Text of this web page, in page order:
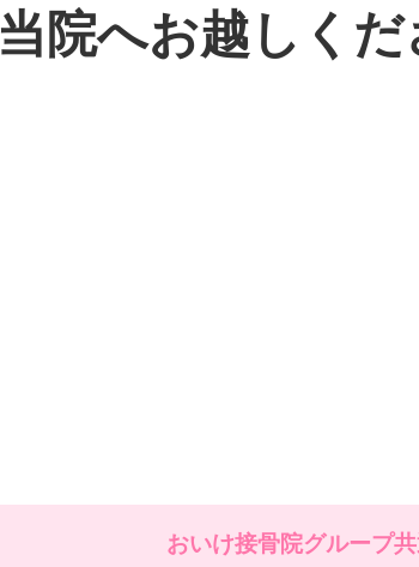
当院へお越しく
おいけ接骨院グループ